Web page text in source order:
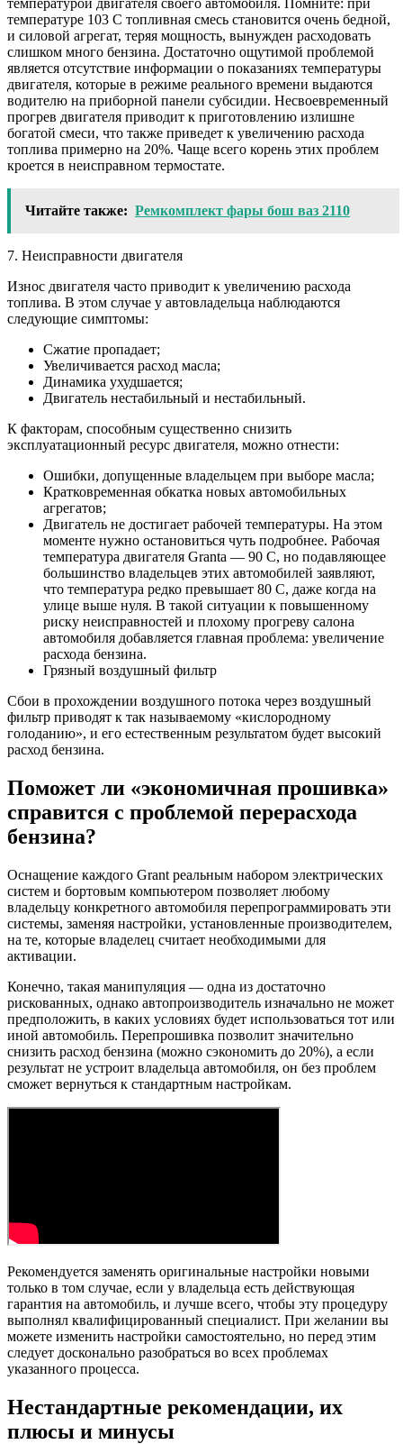
температурой двигателя своего автомобиля. Помните: при
температуре 103 С топливная смесь становится очень бедной,
и силовой агрегат, теряя мощность, вынужден расходовать
слишком много бензина. Достаточно ощутимой проблемой
является отсутствие информации о показаниях температуры
двигателя, которые в режиме реального времени выдаются
водителю на приборной панели субсидии. Несвоевременный
прогрев двигателя приводит к приготовлению излишне
богатой смеси, что также приведет к увеличению расхода
топлива примерно на 20%. Чаще всего корень этих проблем
кроется в неисправном термостате.
Читайте также: Ремкомплект фары бош ваз 2110
7. Неисправности двигателя
Износ двигателя часто приводит к увеличению расхода
топлива. В этом случае у автовладельца наблюдаются
следующие симптомы:
Сжатие пропадает;
Увеличивается расход масла;
Динамика ухудшается;
Двигатель нестабильный и нестабильный.
К факторам, способным существенно снизить
эксплуатационный ресурс двигателя, можно отнести:
Ошибки, допущенные владельцем при выборе масла;
Кратковременная обкатка новых автомобильных
агрегатов;
Двигатель не достигает рабочей температуры. На этом
моменте нужно остановиться чуть подробнее. Рабочая
температура двигателя Granta — 90 С, но подавляющее
большинство владельцев этих автомобилей заявляют,
что температура редко превышает 80 С, даже когда на
улице выше нуля. В такой ситуации к повышенному
риску неисправностей и плохому прогреву салона
автомобиля добавляется главная проблема: увеличение
расхода бензина.
Грязный воздушный фильтр
Сбои в прохождении воздушного потока через воздушный
фильтр приводят к так называемому «кислородному
голоданию», и его естественным результатом будет высокий
расход бензина.
Поможет ли «экономичная прошивка»
справится с проблемой перерасхода
бензина?
Оснащение каждого Grant реальным набором электрических
систем и бортовым компьютером позволяет любому
владельцу конкретного автомобиля перепрограммировать эти
системы, заменяя настройки, установленные производителем,
на те, которые владелец считает необходимыми для
активации.
Конечно, такая манипуляция — одна из достаточно
рискованных, однако автопроизводитель изначально не может
предположить, в каких условиях будет использоваться тот или
иной автомобиль. Перепрошивка позволит значительно
снизить расход бензина (можно сэкономить до 20%), а если
результат не устроит владельца автомобиля, он без проблем
сможет вернуться к стандартным настройкам.
Рекомендуется заменять оригинальные настройки новыми
только в том случае, если у владельца есть действующая
гарантия на автомобиль, и лучше всего, чтобы эту процедуру
выполнял квалифицированный специалист. При желании вы
можете изменить настройки самостоятельно, но перед этим
следует досконально разобраться во всех проблемах
указанного процесса.
Нестандартные рекомендации, их
плюсы и минусы